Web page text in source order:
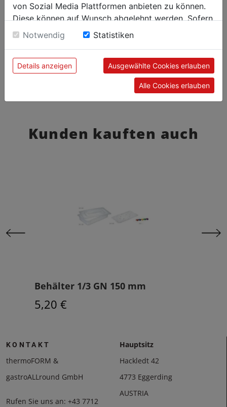
Kunden kauften auch
Behälter 1/3 GN 150 mm
5,20 €
KONTAKT
thermoFORM &
gastroALLround GmbH
Rufen Sie uns an: +43 7712
Hauptsitz
Hackledt 42
4773 Eggerding
AUSTRIA
von Sozial Media Plattformen anbieten zu können.
Diese können auf Wunsch abgelehnt werden. Sofern
sie unsere Webseite weiter nutzen, geben Sie
Einwilligung zu unseren Cookies.
Notwendig Statistiken
Details anzeigen Ausgewählte Cookies erlauben
Alle Cookies erlauben